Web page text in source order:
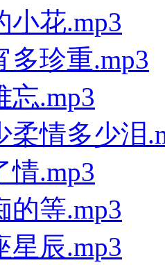
小花.mp3
多珍重.mp3
忘.mp3
柔情多少泪
情.mp3
的等.mp3
星辰.mp3